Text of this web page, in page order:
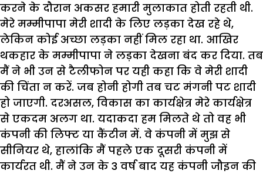
करने के दौरान अकसर हमारी मुलाकात होती रहती थी.
मेरे मम्मीपापा मेरी शादी के लिए लड़का देख रहे थे,
लेकिन कोई अच्छा लड़का नहीं मिल रहा था. आखिर
थकहार के मम्मीपापा ने लड़का देखना बंद कर दिया. तब
मैं ने भी उन से टैलीफोन पर यही कहा कि वे मेरी शादी
की चिंता न करें. जब होनी होगी तब चट मंगनी पट शादी
हो जाएगी. दरअसल, विकास का कार्यक्षेत्र मेरे कार्यक्षेत्र
से एकदम अलग था. यदाकदा हम मिलते थे तो वह भी
कंपनी की लिफ्ट या कैंटीन में. वे कंपनी में मुझ से
सीनियर थे, हालांकि मैं पहले एक दूसरी कंपनी में
कार्यरत थी. मैं ने उन के 3 वर्ष बाद यह कंपनी जौइन की